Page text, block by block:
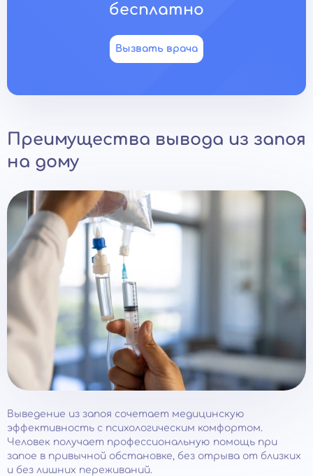
бесплатно
Вызвать врача
Преимущества вывода из запоя
на дому
Выведение из запоя сочетает медицинскую
эффективность с психологическим комфортом.
Человек получает профессиональную помощь при
запое в привычной обстановке, без отрыва от близких
и без лишних переживаний.